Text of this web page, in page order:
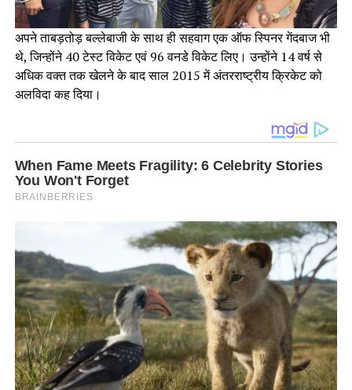
अपने ताबड़तोड़ बल्लेबाजी के साथ ही सहवाग एक ऑफ स्पिनर गेंदबाज भी
थे, जिन्होंने 40 टेस्ट विकेट एवं 96 वनडे विकेट लिए। उन्होंने 14 वर्ष से
अधिक वक्त तक खेलने के बाद साल 2015 में अंतरराष्ट्रीय क्रिकेट को
अलविदा कह दिया।